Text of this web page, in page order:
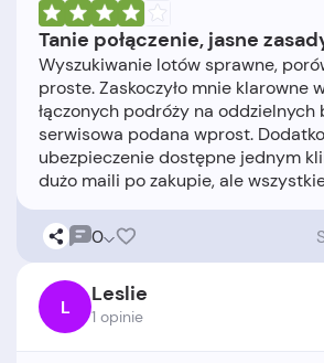
Tanie połączenie, jasne
Wyszukiwanie lotów sprawne,
proste. Zaskoczyło mnie klarowne
łączonych podróży na oddzielnych
serwisowa podana wprost.
ubezpieczenie dostępne jednym
0
L Leslie
1 opinie